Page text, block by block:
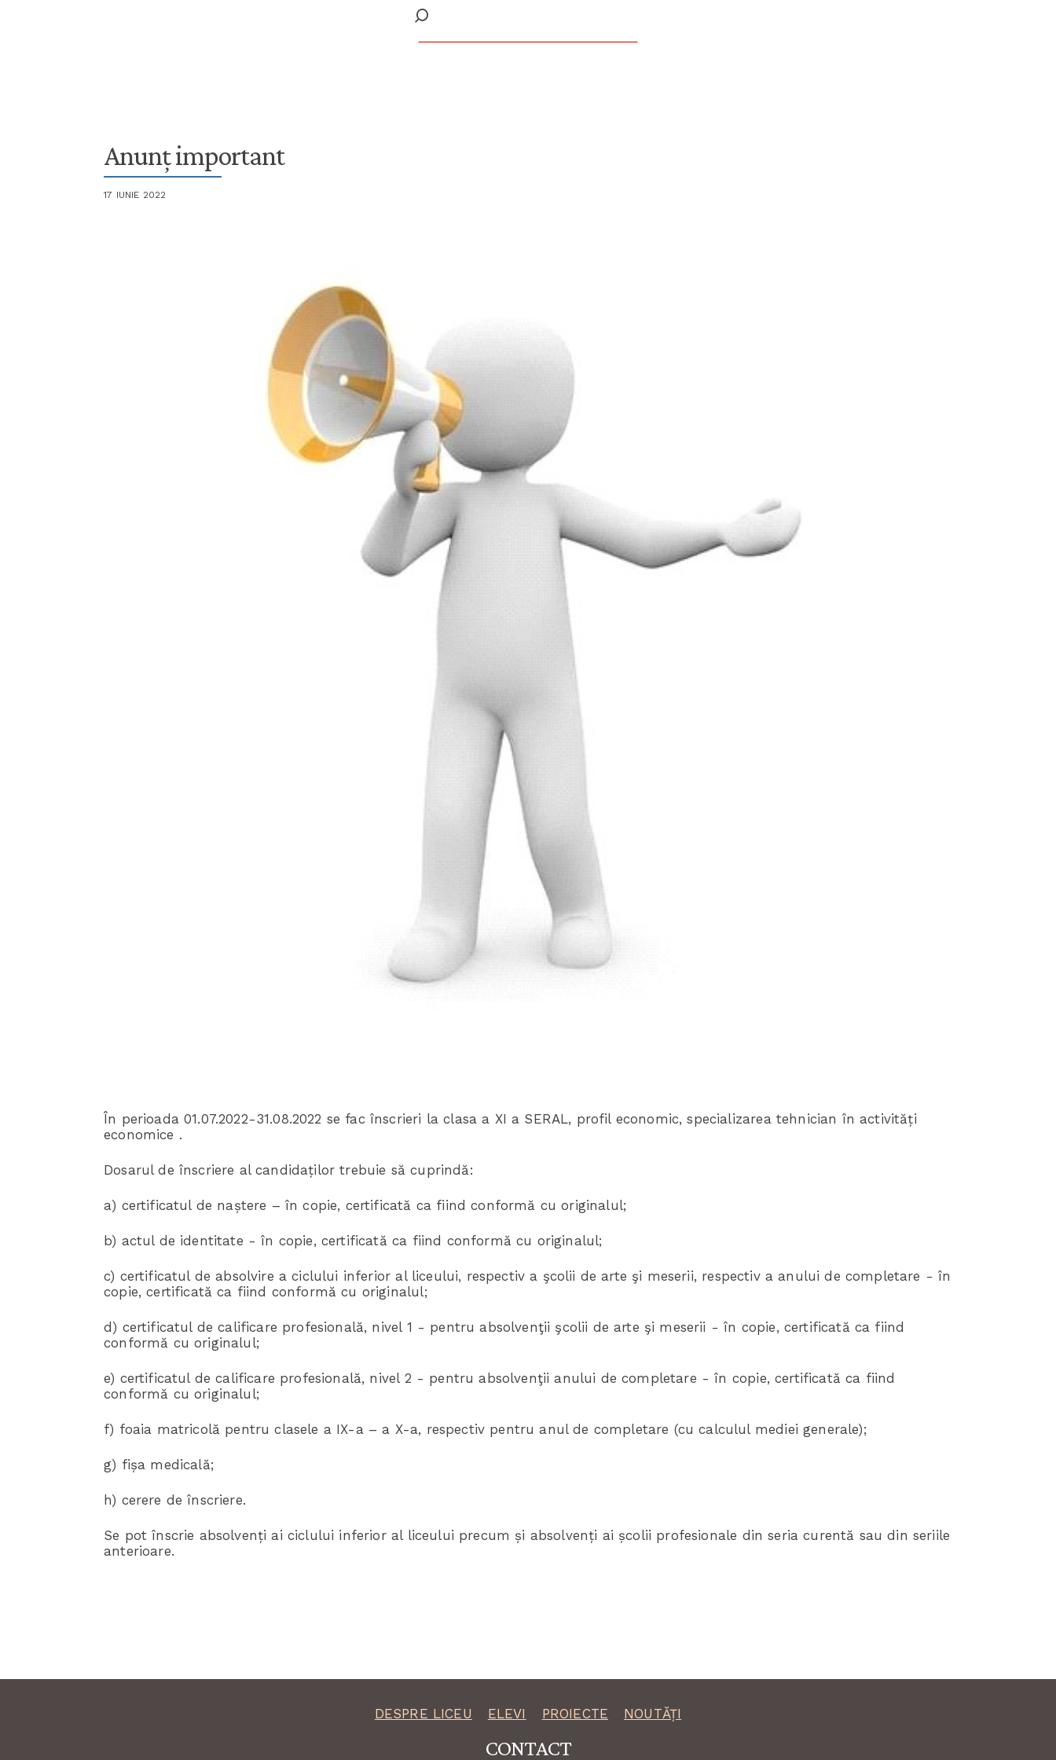
Anunț important
17 IUNIE 2022
În perioada 01.07.2022-31.08.2022 se fac înscrieri la clasa a XI a SERAL, profil economic, specializarea tehnician în activități
economice .
Dosarul de înscriere al candidaților trebuie să cuprindă:
a) certificatul de naștere – în copie, certificată ca fiind conformă cu originalul;
b) actul de identitate - în copie, certificată ca fiind conformă cu originalul;
c) certificatul de absolvire a ciclului inferior al liceului, respectiv a şcolii de arte şi meserii, respectiv a anului de completare - în
copie, certificată ca fiind conformă cu originalul;
d) certificatul de calificare profesională, nivel 1 - pentru absolvenţii şcolii de arte şi meserii - în copie, certificată ca fiind
conformă cu originalul;
e) certificatul de calificare profesională, nivel 2 - pentru absolvenţii anului de completare - în copie, certificată ca fiind
conformă cu originalul;
f) foaia matricolă pentru clasele a IX-a – a X-a, respectiv pentru anul de completare (cu calculul mediei generale);
g) fișa medicală;
h) cerere de înscriere.
Se pot înscrie absolvenți ai ciclului inferior al liceului precum și absolvenți ai școlii profesionale din seria curentă sau din seriile
anterioare.
DESPRE LICEU ELEVI PROIECTE NOUTĂȚI
CONTACT